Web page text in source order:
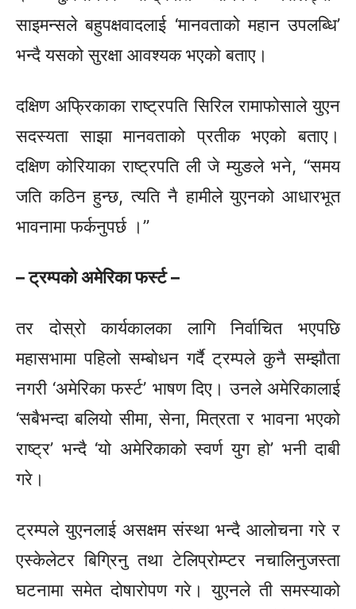
साइमन्सले बहुपक्षवादलाई ‘मानवताको महान उपलब्धि’
भन्दै यसको सुरक्षा आवश्यक भएको बताए।
दक्षिण अफ्रिकाका राष्ट्रपति सिरिल रामाफोसाले युएन
सदस्यता साझा मानवताको प्रतीक भएको बताए।
दक्षिण कोरियाका राष्ट्रपति ली जे म्युङले भने, “समय
जति कठिन हुन्छ, त्यति नै हामीले युएनको आधारभूत
भावनामा फर्कनुपर्छ ।”
– ट्रम्पको अमेरिका फर्स्ट –
तर दोस्रो कार्यकालका लागि निर्वाचित भएपछि
महासभामा पहिलो सम्बोधन गर्दै ट्रम्पले कुनै सम्झौता
नगरी ‘अमेरिका फर्स्ट’ भाषण दिए। उनले अमेरिकालाई
‘सबैभन्दा बलियो सीमा, सेना, मित्रता र भावना भएको
राष्ट्र’ भन्दै ‘यो अमेरिकाको स्वर्ण युग हो’ भनी दाबी
गरे।
ट्रम्पले युएनलाई असक्षम संस्था भन्दै आलोचना गरे र
एस्केलेटर बिग्रिनु तथा टेलिप्रोम्प्टर नचालिनुजस्ता
घटनामा समेत दोषारोपण गरे। युएनले ती समस्याको